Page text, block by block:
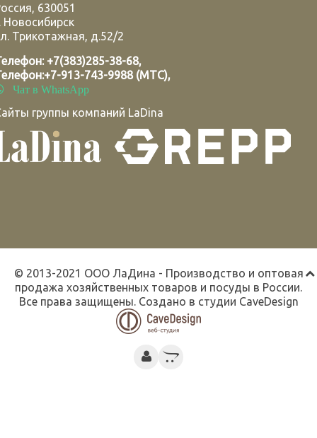
630051
Новосибирск
Трикотажная, д.52/2
+7(383)285-38-68,
+7-913-743-9988 (МТС),
Чат в WhatsApp
группы компаний LaDina
© 2013-2021 ООО ЛаДина - Производство и оптовая
продажа хозяйственных товаров и посуды в России.
Все права защищены. Создано в студии CaveDesign